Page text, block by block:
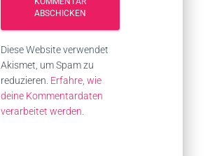
Diese Website verwendet
Akismet, um Spam zu
reduzieren. Erfahre, wie
deine Kommentardaten
verarbeitet werden.